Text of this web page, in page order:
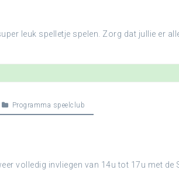
leuk spelletje spelen. Zorg dat jullie er
Programma speelclub
volledig invliegen van 14u tot 17u met de